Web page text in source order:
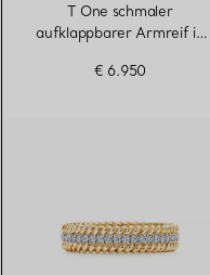
T One schmaler
aufklappbarer Armreif in
€ 6.950